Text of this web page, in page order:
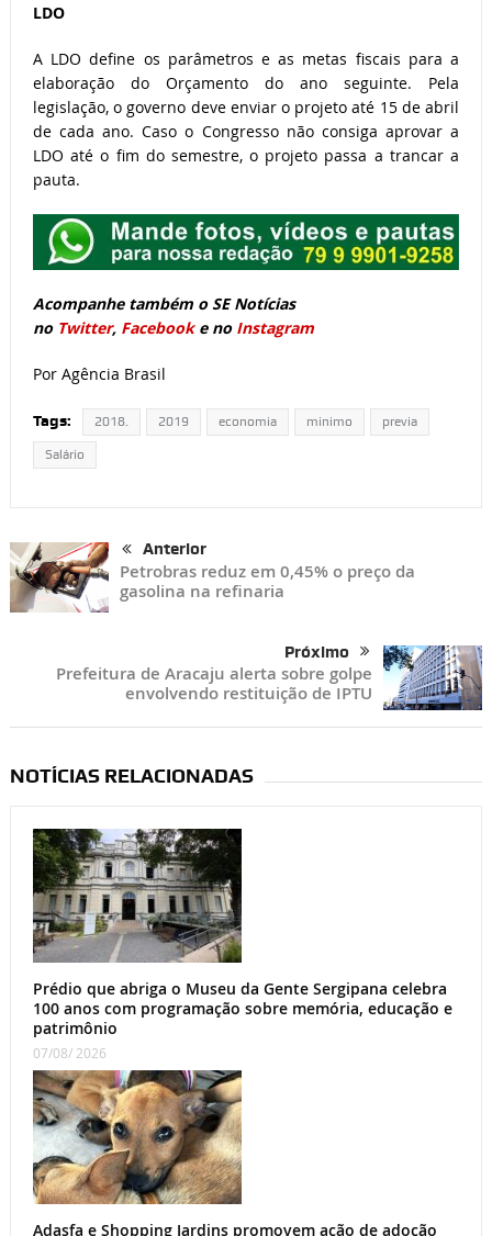
LDO
A LDO define os parâmetros e as metas fiscais para a
elaboração do Orçamento do ano seguinte. Pela
legislação, o governo deve enviar o projeto até 15 de abril
de cada ano. Caso o Congresso não consiga aprovar a
LDO até o fim do semestre, o projeto passa a trancar a
pauta.
Acompanhe também o SE Notícias
no Twitter, Facebook e no Instagram
Por Agência Brasil
Tags: 2018. 2019 economia minimo previa
Salário
Anterior
Petrobras reduz em 0,45% o preço da
gasolina na refinaria
Próximo
Prefeitura de Aracaju alerta sobre golpe
envolvendo restituição de IPTU
NOTÍCIAS RELACIONADAS
Prédio que abriga o Museu da Gente Sergipana celebra
100 anos com programação sobre memória, educação e
patrimônio
07/08/ 2026
Adasfa e Shopping Jardins promovem ação de adoção